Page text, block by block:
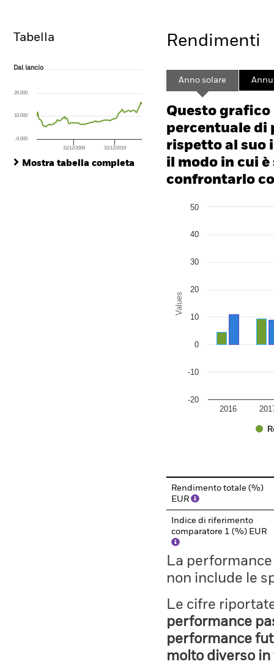
Tabella
Dal lancio
The chart has 1 Y axis displaying values. Range: -160 to 320.
Dal lancio
31/12/2019
31/12/2009
-6.000
10.000
26.000
Mostra tabella completa
Rendimenti
Anno solare
Questo
percentuale di
rispetto al suo
il modo in cui
confrontarlo
Bar chart with 2 data
The chart has 1 Y axis
Values
2016
-20
-10
0
10
20
30
40
50
Rendimento totale (%)
EUR
Indice di riferimento
comparatore 1 (%) EUR
La
non include le
Le cifre
performance
performance
molto diverso